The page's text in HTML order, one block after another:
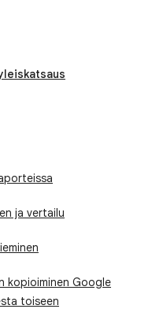
ja vertailu
kopioiminen Google
toiseen